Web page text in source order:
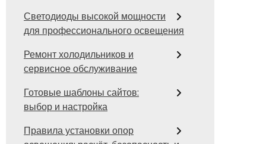
Светодиоды высокой мощности
для профессионального освещения
Ремонт холодильников и
сервисное обслуживание
Готовые шаблоны сайтов:
выбор и настройка
Правила установки опор